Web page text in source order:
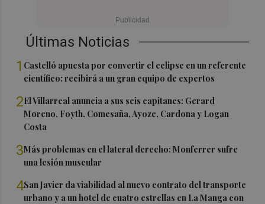
Últimas Noticias
1 Castelló apuesta por convertir el eclipse en un referente
científico: recibirá a un gran equipo de expertos
2El Villarreal anuncia a sus seis capitanes: Gerard
Moreno, Foyth, Comesaña, Ayoze, Cardona y Logan
Costa
3Más problemas en el lateral derecho: Monferrer sufre
una lesión muscular
4San Javier da viabilidad al nuevo contrato del transporte
urbano y a un hotel de cuatro estrellas en La Manga con